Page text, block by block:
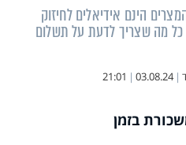
הינם אידיאלים לחיזוק
כל מה שצריך לדעת על תשלום
|
03.08.24
|
21:01
בזמן